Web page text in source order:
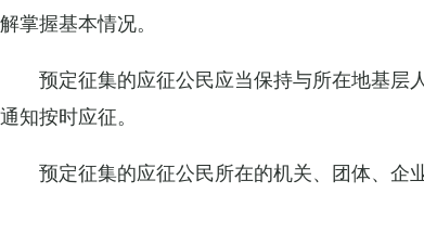
解掌握基本情况。
预定征集的应征公民应当保持与所在地基层
通知按时应征。
预定征集的应征公民所在的机关、团体、企